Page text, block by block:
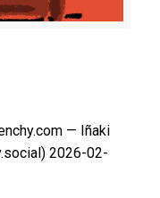
— Iñaki
2026-02-